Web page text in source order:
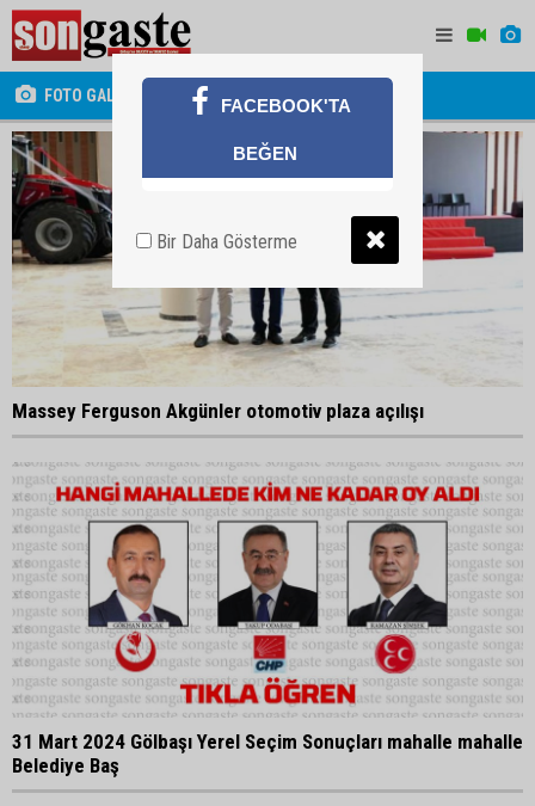
FOTO GALERİ
Massey Ferguson Akgünler otomotiv plaza açılışı
31 Mart 2024 Gölbaşı Yerel Seçim Sonuçları mahalle mahalle
Belediye Baş
FACEBOOK'TA
BEĞEN
Bir Daha Gösterme